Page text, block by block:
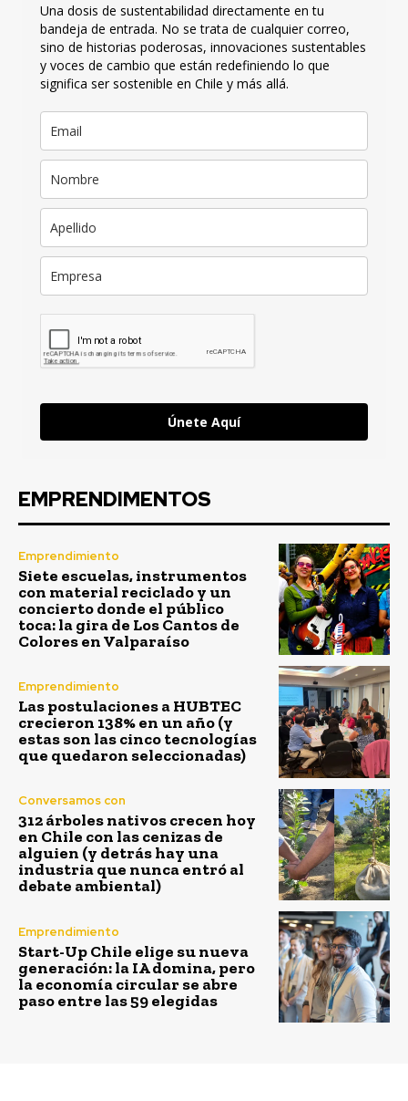
Una dosis de sustentabilidad directamente en tu
bandeja de entrada. No se trata de cualquier correo,
sino de historias poderosas, innovaciones sustentables
y voces de cambio que están redefiniendo lo que
significa ser sostenible en Chile y más allá.
Únete Aquí
EMPRENDIMENTOS
Emprendimiento
Siete escuelas, instrumentos
con material reciclado y un
concierto donde el público
toca: la gira de Los Cantos de
Colores en Valparaíso
Emprendimiento
Las postulaciones a HUBTEC
crecieron 138% en un año (y
estas son las cinco tecnologías
que quedaron seleccionadas)
Conversamos con
312 árboles nativos crecen hoy
en Chile con las cenizas de
alguien (y detrás hay una
industria que nunca entró al
debate ambiental)
Emprendimiento
Start-Up Chile elige su nueva
generación: la IA domina, pero
la economía circular se abre
paso entre las 59 elegidas